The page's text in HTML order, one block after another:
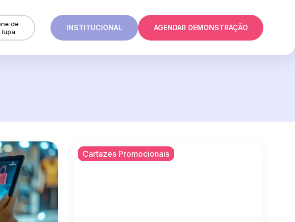
INSTITUCIONAL AGENDAR DEMONSTRAÇÃO
Cartazes Promocionais